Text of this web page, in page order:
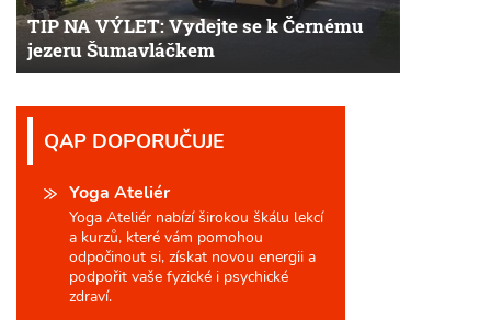
TIP NA VÝLET: Vydejte se k Černému
jezeru Šumavláčkem
QAP DOPORUČUJE
Yoga Ateliér
Yoga Ateliér nabízí širokou škálu lekcí
a kurzů, které vám pomohou
odpočinout si, získat novou energii a
podpořit vaše fyzické i psychické
zdraví.